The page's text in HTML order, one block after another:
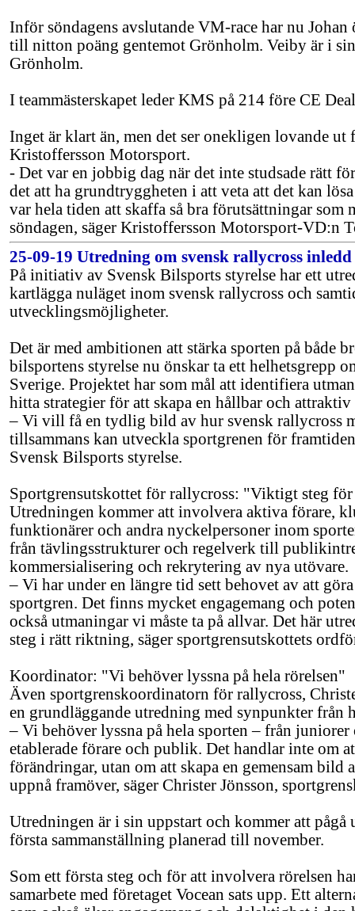
Inför söndagens avslutande VM-race har nu
till nitton poäng gentemot Grönholm. Veiby är i
Grönholm.
I teammästerskapet leder KMS på 214 före CE
Inget är klart än, men det ser onekligen lovande
Kristoffersson Motorsport.
- Det var en jobbig dag när det inte studsade rätt
det att ha grundtryggheten i att veta att det kan
var hela tiden att skaffa så bra förutsättningar
söndagen, säger Kristoffersson Motorsport-VD:n
25-09-19 Utredning om svensk rallycross
På initiativ av Svensk Bilsports styrelse har ett
kartlägga nuläget inom svensk rallycross och
utvecklingsmöjligheter.
Det är med ambitionen att stärka sporten på både
bilsportens styrelse nu önskar ta ett helhetsgrepp
Sverige. Projektet har som mål att identifiera
hitta strategier för att skapa en hållbar och
– Vi vill få en tydlig bild av hur svensk rallycross
tillsammans kan utveckla sportgrenen för
Svensk Bilsports styrelse.
Sportgrensutskottet för rallycross: "Viktigt steg
Utredningen kommer att involvera aktiva förare,
funktionärer och andra nyckelpersoner inom
från tävlingsstrukturer och regelverk till
kommersialisering och rekrytering av nya utövare.
– Vi har under en längre tid sett behovet av att
sportgren. Det finns mycket engagemang och
också utmaningar vi måste ta på allvar. Det här
steg i rätt riktning, säger sportgrensutskottets
Koordinator: "Vi behöver lyssna på hela rörelsen"
Även sportgrenskoordinatorn för rallycross,
en grundläggande utredning med synpunkter från
– Vi behöver lyssna på hela sporten – från
etablerade förare och publik. Det handlar inte om
förändringar, utan om att skapa en gemensam
uppnå framöver, säger Christer Jönsson,
Utredningen är i sin uppstart och kommer att pågå
första sammanställning planerad till november.
Som ett första steg och för att involvera rörelsen
samarbete med företaget Vocean sats upp. Ett